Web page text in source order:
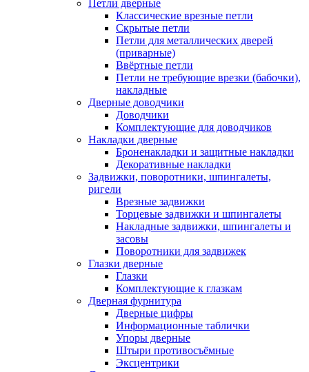
Петли дверные
Классические врезные петли
Скрытые петли
Петли для металлических дверей
(приварные)
Ввёртные петли
Петли не требующие врезки (бабочки),
накладные
Дверные доводчики
Доводчики
Комплектующие для доводчиков
Накладки дверные
Броненакладки и защитные накладки
Декоративные накладки
Задвижки, поворотники, шпингалеты,
ригели
Врезные задвижки
Торцевые задвижки и шпингалеты
Накладные задвижки, шпингалеты и
засовы
Поворотники для задвижек
Глазки дверные
Глазки
Комплектующие к глазкам
Дверная фурнитура
Дверные цифры
Информационные таблички
Упоры дверные
Штыри противосъёмные
Эксцентрики